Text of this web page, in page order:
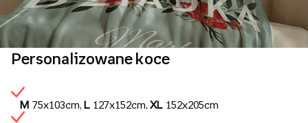
Personalizowane koce
M 75x103cm, L127x152cm, XL152x205cm